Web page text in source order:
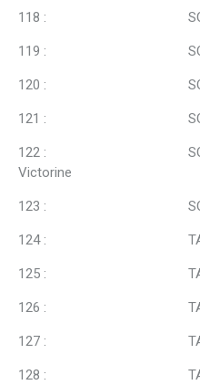
118 : SOME B.
119 : SOME
120 : SONDO
121 : SONG-
122 : SONG-
Victorine
123 : SORE
124 : TAMINI
125 :
126 :
127 :
128 :